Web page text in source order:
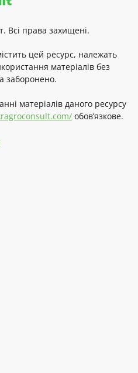
Всі права захищені.
цей ресурс, належать
матеріалів без
заборонено.
матеріалів даного ресурсу
обов’язкове.